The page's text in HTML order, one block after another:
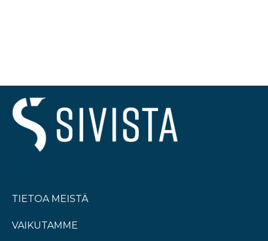
TIETOA MEISTÄ
VAIKUTAMME